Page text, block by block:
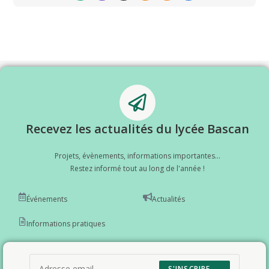
Recevez les actualités du lycée Bascan
Projets, évènements, informations importantes...
Restez informé tout au long de l'année !
Événements Actualités
Informations pratiques